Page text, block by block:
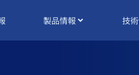
製品情報 技